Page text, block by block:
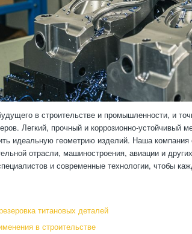
в строительстве и промышленности, и
Легкий, прочный и коррозионно-устойчивый
идеальную геометрию изделий. Наша
отрасли, машиностроения, авиации и
и современные технологии, чтобы
титановых деталей
в строительстве